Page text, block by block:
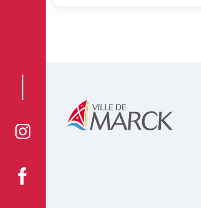
Voir la page Instagram de la ville de Marck